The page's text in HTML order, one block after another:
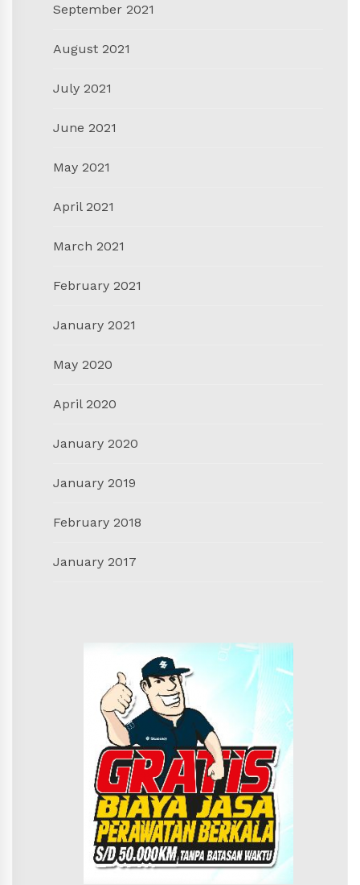
September 2021
August 2021
July 2021
June 2021
May 2021
April 2021
March 2021
February 2021
January 2021
May 2020
April 2020
January 2020
January 2019
February 2018
January 2017